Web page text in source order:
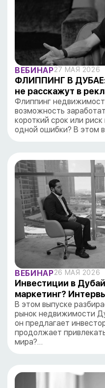
ВЕБИНАР27 МАЯ 2026
ФЛИППИНГ В ДУБАЕ:
не расскажут в
Флиппинг
возможность
короткий срок или
одной ошибки? В этом
ВЕБИНАР26 МАЯ 2026
Инвестиции в
маркетинг?
В этом выпуске
рынок недвижимости
он предлагает
продолжает
мира?…